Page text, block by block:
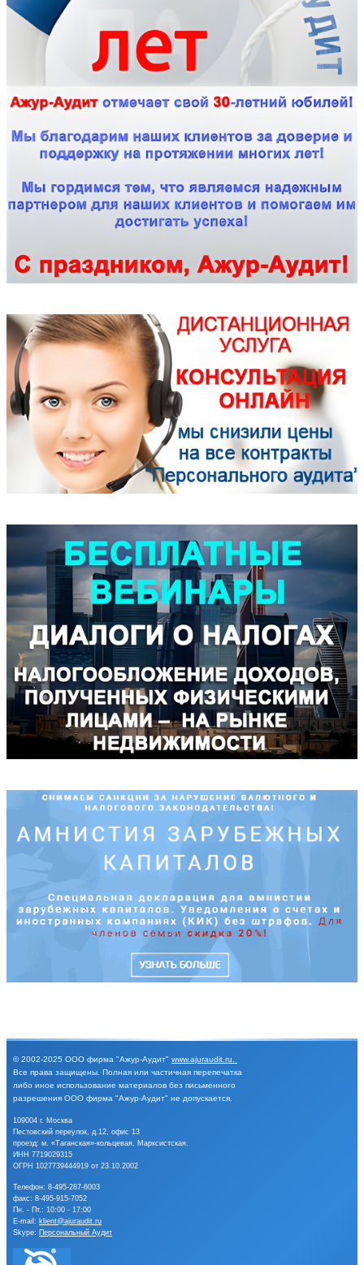
© 2002-2025 ООО фирма "Ажур-Аудит" www.ajuraudit.ru
Все права защищены. Полная или частичная перепечатка
либо иное использование материалов без письменного
разрешения ООО фирма "Ажур-Аудит" не допускается.
109004 г. Москва
Пестовский переулок, д.12, офис 13
проезд: м. «Таганская»-кольцевая, Марксистская.
ИНН 7719029315
ОГРН 1027739444919 от 23.10.2002
Телефон: 8-495-287-6003
факс: 8-495-915-7052
Пн. - Пт.: 10:00 - 17:00
E-mail: klient@ajuraudit.ru
Skype: Персональный Аудит